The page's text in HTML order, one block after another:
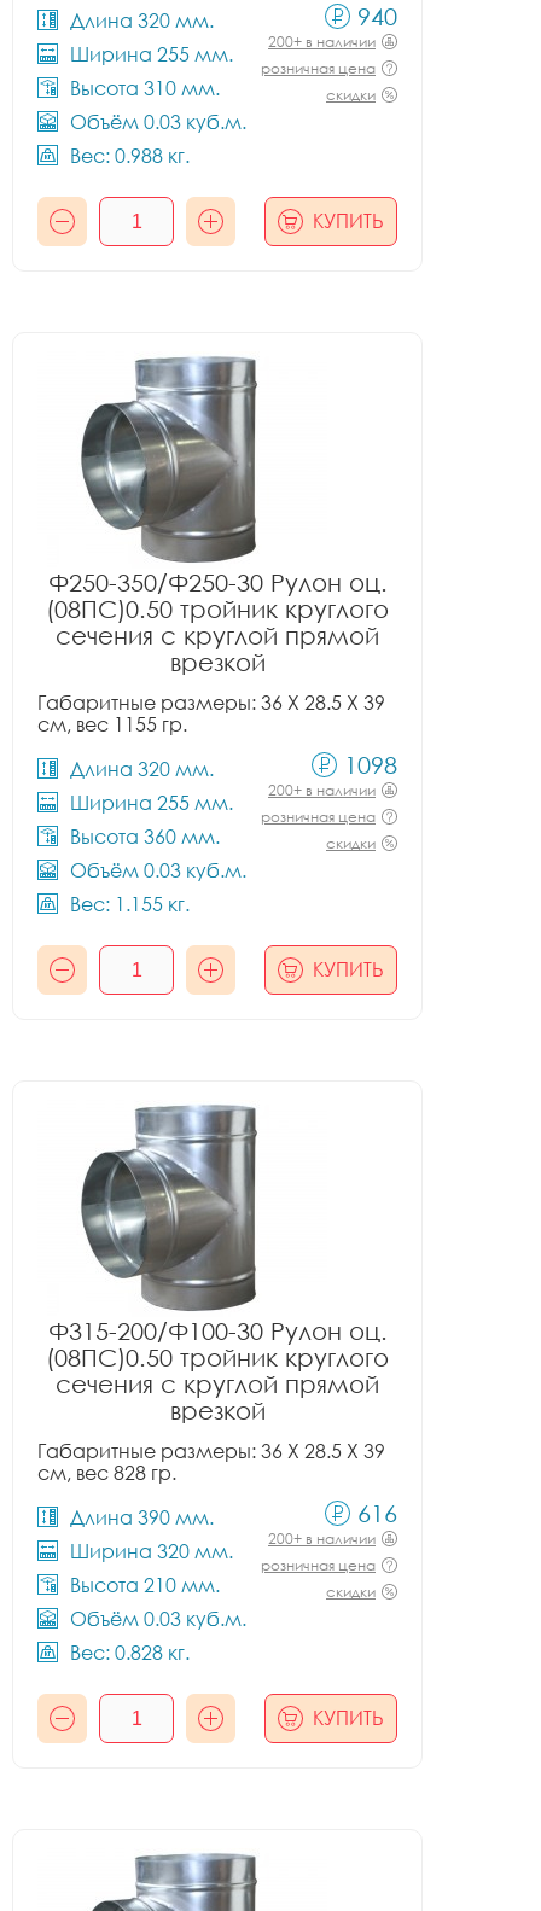
Длина 320 мм.
Ширина 255 мм.
Высота 310 мм.
Объём 0.03 куб.м.
Вес: 0.988 кг.
940
200+ в наличии
розничная цена
скидки
КУПИТЬ
Ф250-350/Ф250-30 Рулон оц.
(08ПС)0.50 тройник круглого
сечения с круглой прямой
врезкой
Габаритные размеры: 36 X 28.5 X 39
см, вес 1155 гр.
Длина 320 мм.
Ширина 255 мм.
Высота 360 мм.
Объём 0.03 куб.м.
Вес: 1.155 кг.
1098
200+ в наличии
розничная цена
скидки
КУПИТЬ
Ф315-200/Ф100-30 Рулон оц.
(08ПС)0.50 тройник круглого
сечения с круглой прямой
врезкой
Габаритные размеры: 36 X 28.5 X 39
см, вес 828 гр.
Длина 390 мм.
Ширина 320 мм.
Высота 210 мм.
Объём 0.03 куб.м.
Вес: 0.828 кг.
616
200+ в наличии
розничная цена
скидки
КУПИТЬ